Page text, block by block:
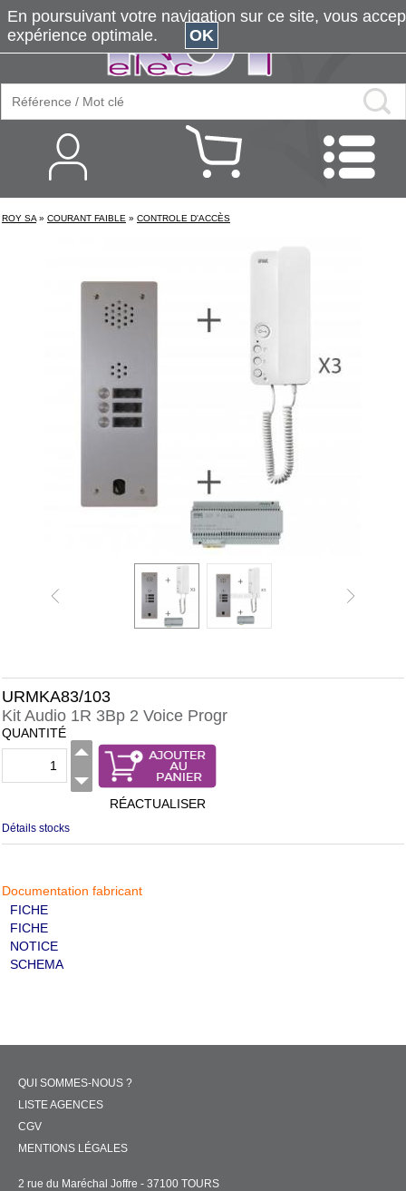
ROY SA » COURANT FAIBLE » CONTROLE D'ACCÈS
URMKA83/103
Kit Audio 1R 3Bp 2 Voice Progr
QUANTITÉ
RÉACTUALISER
Détails stocks
Documentation fabricant
FICHE
FICHE
NOTICE
SCHEMA
QUI SOMMES-NOUS ?
LISTE AGENCES
CGV
MENTIONS LÉGALES
2 rue du Maréchal Joffre - 37100 TOURS
En poursuivant votre navigation sur ce site, vous
expérience optimale.
OK